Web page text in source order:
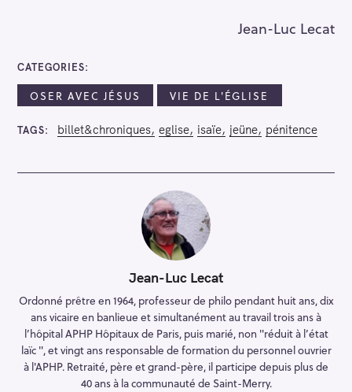
Jean-Luc Lecat
CATEGORIES
OSER AVEC JÉSUS VIE DE L'ÉGLISE
TAGS billet&chroniques eglise isaïe jeüne pénitence
Jean-Luc Lecat
Ordonné prêtre en 1964, professeur de philo pendant huit ans, dix
ans vicaire en banlieue et simultanément au travail trois ans à
l’hôpital APHP Hôpitaux de Paris, puis marié, non "réduit à l’état
laïc ", et vingt ans responsable de formation du personnel ouvrier
à l'APHP. Retraité, père et grand-père, il participe depuis plus de
40 ans à la communauté de Saint-Merry.